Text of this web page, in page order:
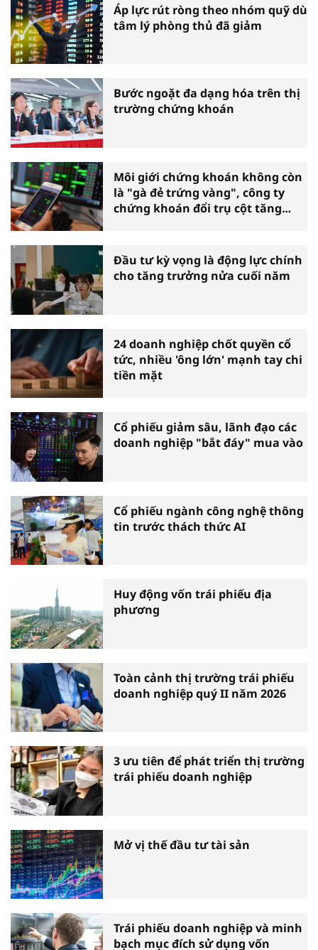
Áp lực rút ròng theo nhóm quỹ dù
tâm lý phòng thủ đã giảm
Bước ngoặt đa dạng hóa trên thị
trường chứng khoán
Môi giới chứng khoán không còn
là "gà đẻ trứng vàng", công ty
chứng khoán đổi trụ cột tăng
Đầu tư kỳ vọng là động lực chính
cho tăng trưởng nửa cuối năm
24 doanh nghiệp chốt quyền cổ
tức, nhiều 'ông lớn' mạnh tay chi
tiền mặt
Cổ phiếu giảm sâu, lãnh đạo các
doanh nghiệp "bắt đáy" mua vào
Cổ phiếu ngành công nghệ thông
tin trước thách thức AI
Huy động vốn trái phiếu địa
phương
Toàn cảnh thị trường trái phiếu
doanh nghiệp quý II năm 2026
3 ưu tiên để phát triển thị trường
trái phiếu doanh nghiệp
Mở vị thế đầu tư tài sản
Trái phiếu doanh nghiệp và minh
bạch mục đích sử dụng vốn